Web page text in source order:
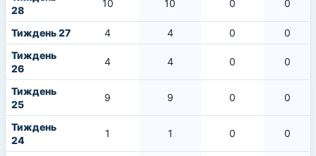
28
10 10 0 0
Тиждень 27 4 4 0
0
Тиждень
26
4 4 0 0
Тиждень
25
9 9 0 0
Тиждень
24
1 1 0 0